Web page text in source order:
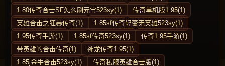
1.80传奇合击SF怎么刷元宝523sy(1)
传奇单机版1.95(1)
英雄合击之狂暴传奇(1)
1.85sf传奇轻变无英雄523sy(1)
1.95传奇手游(1)
1.85sf传奇523sy(1)
传奇1.95手游(1)
带英雄的合击传奇(1)
神龙传奇1.95(1)
1.85j金牛合击523sy(1)
传奇私服英雄合击版(1)